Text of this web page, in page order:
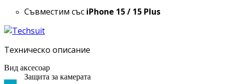
Съвместим със iPhone 15 / 15 Plus
Техническо описание
Вид аксесоар
Защита за камерата